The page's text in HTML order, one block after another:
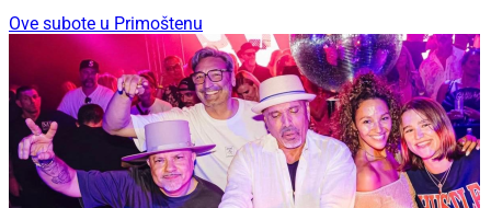
Ove subote u Primoštenu